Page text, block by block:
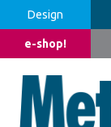
Design
e-shop!